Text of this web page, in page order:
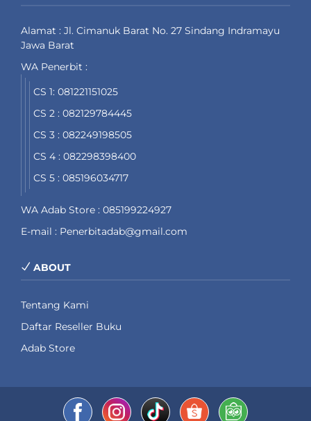
Alamat : Jl. Cimanuk Barat No. 27 Sindang Indramayu
Jawa Barat
WA Penerbit :
CS 1: 081221151025
CS 2 : 082129784445
CS 3 : 082249198505
CS 4 : 082298398400
CS 5 : 085196034717
WA Adab Store : 085199224927
E-mail : Penerbitadab@gmail.com
ABOUT
Tentang Kami
Daftar Reseller Buku
Adab Store